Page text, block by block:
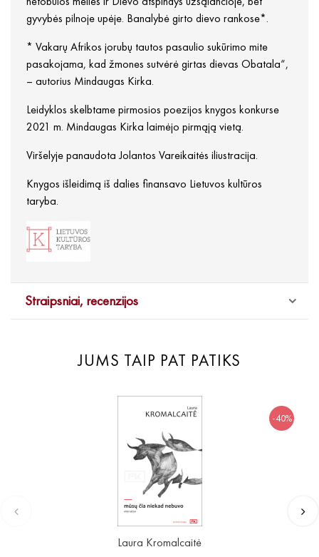
gyvybės pilnoje upėje. Banalybė girto dievo rankose*.
* Vakarų Afrikos jorubų tautos pasaulio sukūrimo mite
pasakojama, kad žmones sutvėrė girtas dievas Obatala“,
– autorius Mindaugas Kirka.
Leidyklos skelbtame pirmosios poezijos knygos konkurse
2021 m. Mindaugas Kirka laimėjo pirmąją vietą.
Viršelyje panaudota Jolantos Vareikaitės iliustracija.
Knygos išleidimą iš dalies finansavo Lietuvos kultūros
taryba.
Straipsniai, recenzijos
JUMS TAIP PAT PATIKS
-40%
Laura Kromalcaitė